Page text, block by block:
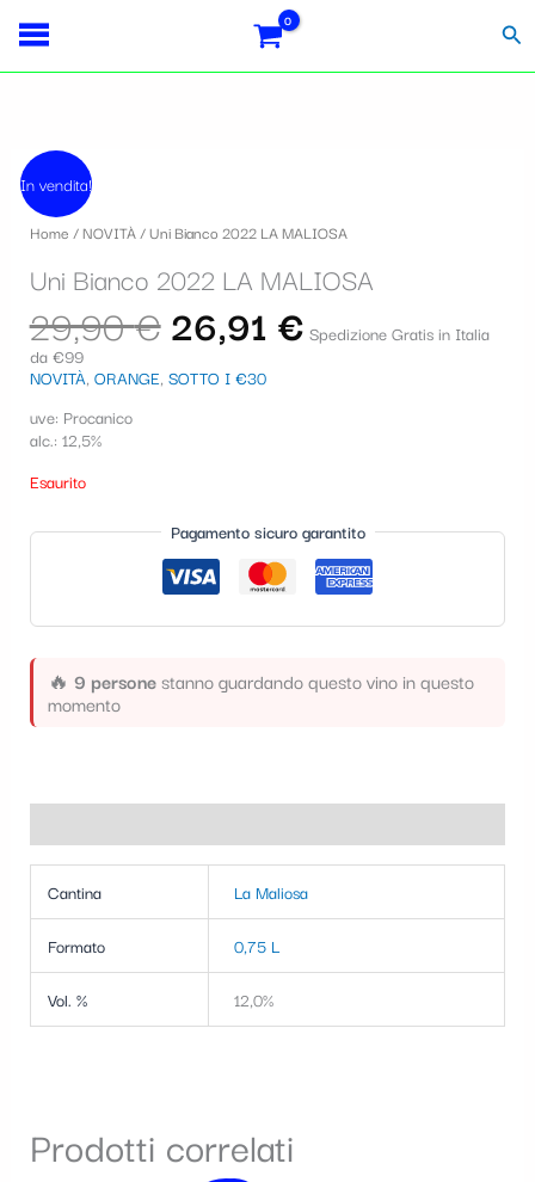
contenuto
In vendita!
Home /NOVITÀ/ Uni Bianco 2022 LA MALIOSA
Uni Bianco 2022 LA MALIOSA
29,90€
originale
era:
29,90 €.
26,91 €
attuale
è:
26,91 €.
Spedizione Gratis in Italia
da €99
NOVITÀ, ORANGE, SOTTO I €30
uve: Procanico
alc.: 12,5%
Esaurito
Pagamento sicuro garantito
🔥 9 personestanno guardando questo vino in questo
momento
Cantina La Maliosa
Formato 0,75 L
Vol. % 12,0%
Prodotti correlati
S
z
i
o
n
a
u
a
c
g
o
fiscale:
Carrello: